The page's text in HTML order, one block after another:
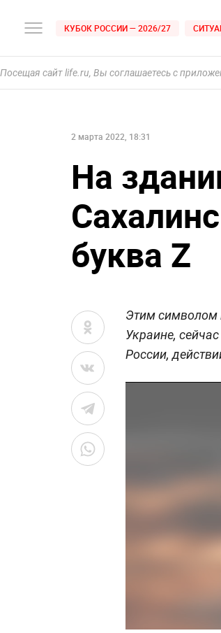
КУБОК РОССИИ — 2026/27
Посещая сайт life.ru, Вы соглашаетесь с
2 марта 2022, 18:31
На
буква Z
Этим символом
Украине,
России,